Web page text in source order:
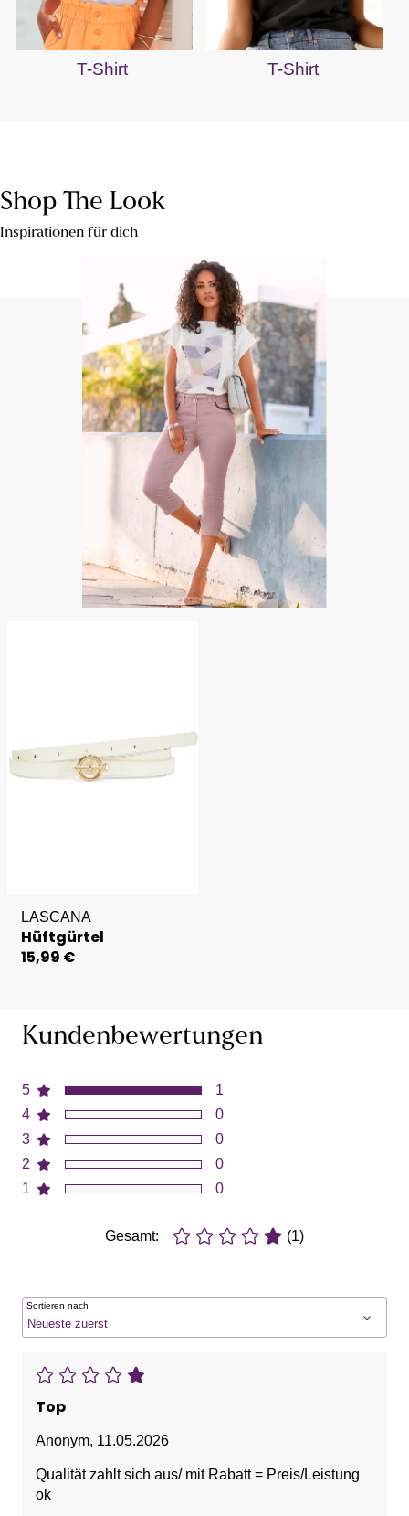
T-Shirt T-Shirt
Shop The Look
Inspirationen für dich
LASCANA
Hüftgürtel
15,99 €
Kundenbewertungen
5
4
3
2
1
1
0
0
0
0
Gesamt: (1)
Sortieren nach
Top
Anonym, 11.05.2026
Qualität zahlt sich aus/ mit Rabatt = Preis/Leistung
ok